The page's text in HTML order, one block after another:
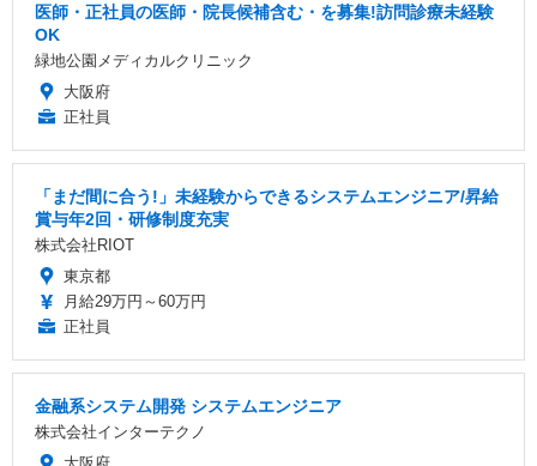
医師・正社員の医師・院長候補含む・を募集!訪問診療未経験
OK
緑地公園メディカルクリニック
大阪府
正社員
「まだ間に合う!」未経験からできるシステムエンジニア/昇給
賞与年2回・研修制度充実
株式会社RIOT
東京都
月給29万円～60万円
正社員
金融系システム開発 システムエンジニア
株式会社インターテクノ